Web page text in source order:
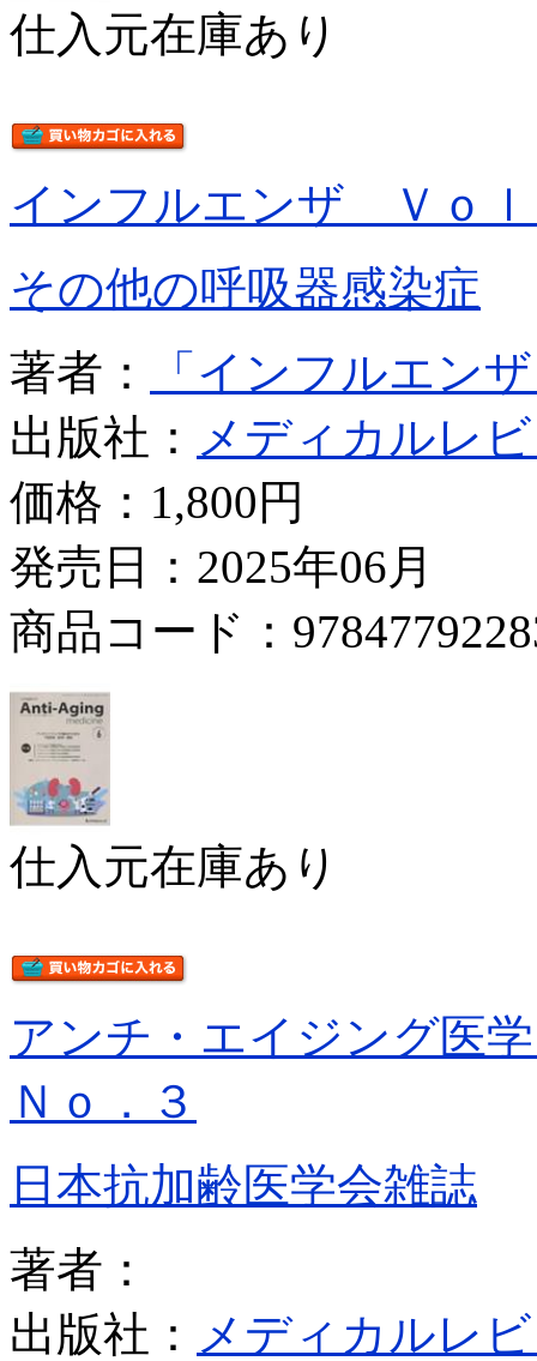
仕入元在庫あり
インフルエンザ Ｖｏ
その他の呼吸器感染症
著者：
「インフルエン
出版社： メディカルレ
価格： 1,800円
発売日：2025年06月
商品コード：
仕入元在庫あり
アンチ・エイジング
Ｎｏ．３
日本抗加齢医学会雑誌
著者：
出版社： メディカルレ